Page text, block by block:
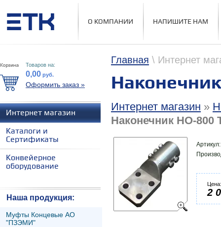
О КОМПАНИИ НАПИШИТЕ НАМ
Главная \ Интернет
Интернет магазин »
Наконечник НО-800
Цена:
2
Товаров на:
0,00 руб.
Оформить заказ »
Интернет магазин
Каталоги и
Сертификаты
Конвейерное
оборудование
Наша продукция:
Муфты Концевые АО
"ПЗЭМИ"